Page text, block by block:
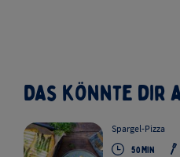
Das könnte dir
Spargel-Pizza
50Min